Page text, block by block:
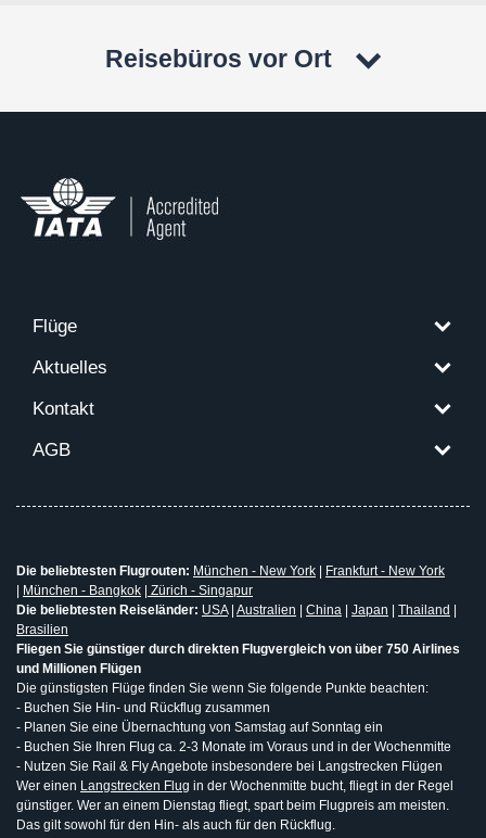
Reisebüros vor Ort
Flüge
Aktuelles
Kontakt
AGB
Die beliebtesten Flugrouten: München - New York
Frankfurt - New York
München - Bangkok
Zürich - Singapur
Die beliebtesten Reiseländer: USA| Australien China Japan Thailand
Brasilien
Fliegen Sie günstiger durch direkten Flugvergleich von über 750 Airlines
und Millionen Flügen
Die günstigsten Flüge finden Sie wenn Sie folgende Punkte beachten:
- Buchen Sie Hin- und Rückflug zusammen
- Planen Sie eine Übernachtung von Samstag auf Sonntag ein
- Buchen Sie Ihren Flug ca. 2-3 Monate im Voraus und in der Wochenmitte
- Nutzen Sie Rail & Fly Angebote insbesondere bei Langstrecken Flügen
Wer einen Langstrecken Flug in der Wochenmitte bucht, fliegt in der Regel
günstiger. Wer an einem Dienstag fliegt, spart beim Flugpreis am meisten.
Das gilt sowohl für den Hin- als auch für den Rückflug.